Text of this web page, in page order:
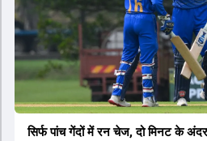
सिर्फ पांच गेंदों में रन चेज, दो मिनट के